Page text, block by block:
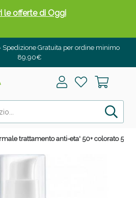
Gratuita per ordine minimo
89,90€
trattamento anti-eta' 50+ colorato 50
le offerte di Oggi